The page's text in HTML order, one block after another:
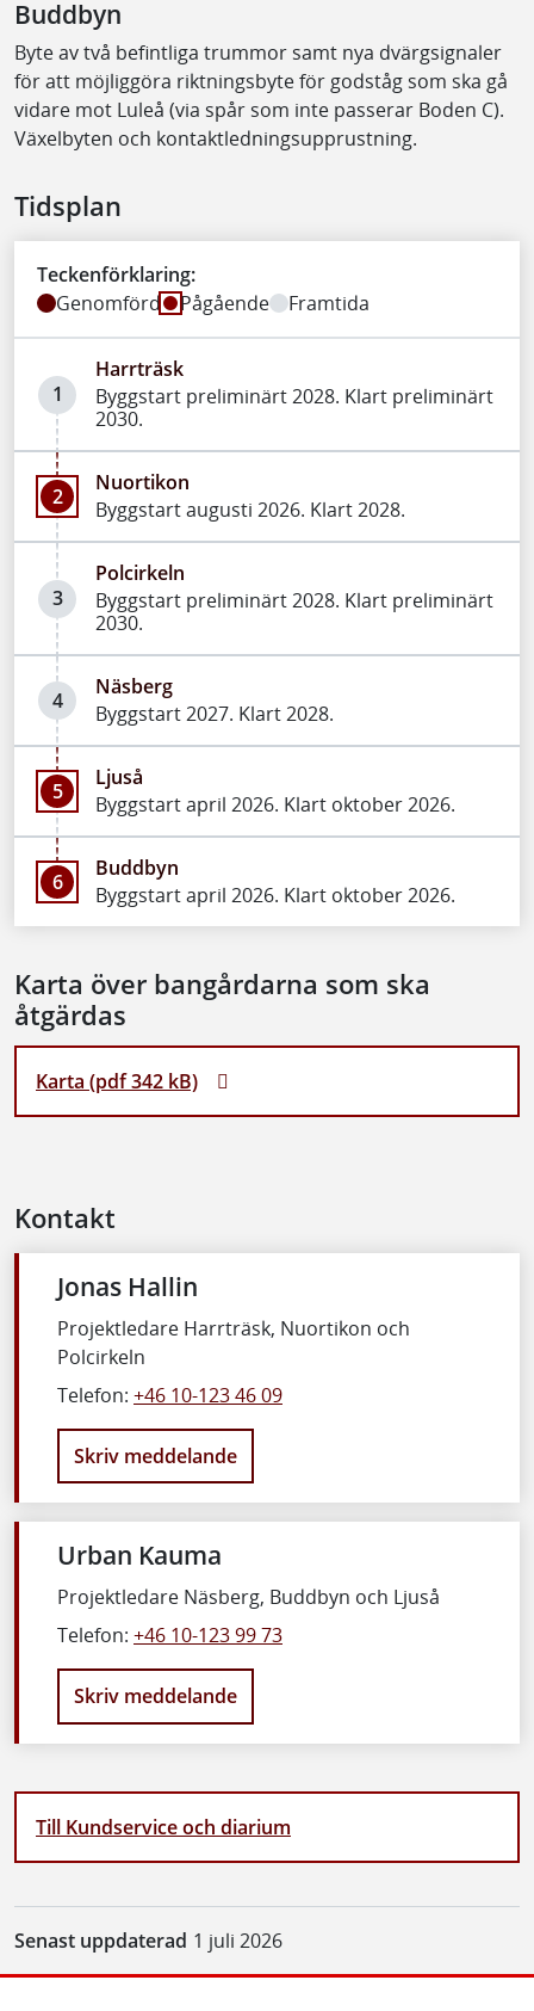
Buddbyn
Byte av två befintliga trummor samt nya dvärgsignaler
för att möjliggöra riktningsbyte för godståg som ska gå
vidare mot Luleå (via spår som inte passerar Boden C).
Växelbyten och kontaktledningsupprustning.
Tidsplan
Teckenförklaring:
Genomförd
Pågående Framtida
1
Harrträsk
Byggstart preliminärt 2028. Klart preliminärt
2030.
2
Nuortikon
Byggstart augusti 2026. Klart 2028.
3
Polcirkeln
Byggstart preliminärt 2028. Klart preliminärt
2030.
4
Näsberg
Byggstart 2027. Klart 2028.
5
Ljuså
Byggstart april 2026. Klart oktober 2026.
6
Buddbyn
Byggstart april 2026. Klart oktober 2026.
Karta över bangårdarna som ska
åtgärdas
Karta (pdf 342 kB)
Kontakt
Jonas Hallin
Projektledare Harrträsk, Nuortikon och
Polcirkeln
Telefon: +46 10-123 46 09
Skriv meddelande
Urban Kauma
Projektledare Näsberg, Buddbyn och Ljuså
Telefon: +46 10-123 99 73
Skriv meddelande
Till Kundservice och diarium
Senast uppdaterad 1 juli 2026